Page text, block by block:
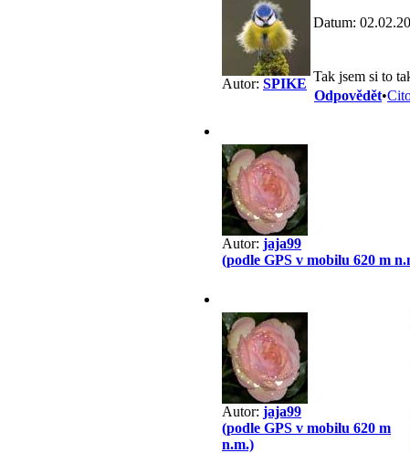
Autor: SPIKE
Datum:
Tak jsem si to
Odpovědět•
Autor: jaja99
(podle GPS v mobilu 620 m
Autor: jaja99
(podle GPS v mobilu 620 m
n.m.)